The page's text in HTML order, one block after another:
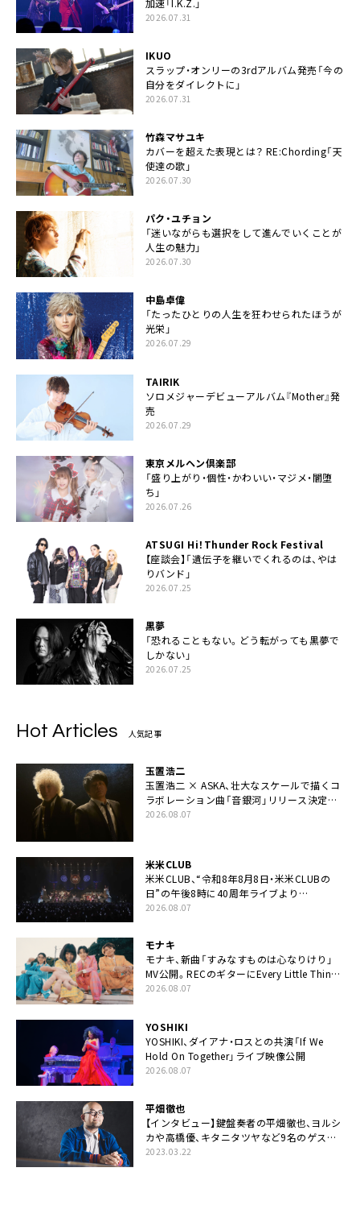
2026.07.31
IKUO
スラップ・オンリーの3rdアルバム発売「今の
自分をダイレクトに」
2026.07.31
竹森マサユキ
カバーを超えた表現とは？ RE:Chording「天
使達の歌」
2026.07.30
パク・ユチョン
「迷いながらも選択をして進んでいくことが
人生の魅力」
2026.07.30
中島卓偉
「たったひとりの人生を狂わせられたほうが
光栄」
2026.07.29
TAIRIK
ソロメジャーデビューアルバム『Mother』発
売
2026.07.29
東京メルヘン倶楽部
「盛り上がり・個性・かわいい・マジメ・闇堕
ち」
2026.07.26
ATSUGI Hi！Thunder Rock Festival
【座談会】「遺伝子を継いでくれるのは、やは
りバンド」
2026.07.25
黒夢
「恐れることもない。どう転がっても黒夢で
しかない」
2026.07.25
Hot Articles 人気記事
玉置浩二
玉置浩二 × ASKA、壮大なスケールで描くコ
ラボレーション曲「音銀河」リリース決定。
カップリングには新曲「命の宿り」収録も
2026.08.07
米米CLUB
米米CLUB、“令和8年8月8日・米米CLUBの
日”の午後8時に40周年ライブより
「FANtachy medley」を88年限定公開
2026.08.07
モナキ
モナキ、新曲「すみなすものは心なりけり」
MV公開。RECのギターにEvery Little Thing・
伊藤一朗参加も
2026.08.07
YOSHIKI
YOSHIKI、ダイアナ・ロスとの共演「If We
Hold On Together」ライブ映像公開
2026.08.07
平畑徹也
【インタビュー】鍵盤奏者の平畑徹也、ヨルシ
カや高橋優、キタニタツヤなど9名のゲスト
を迎えた初アルバムに音楽人生の総括「自分
2023.03.22